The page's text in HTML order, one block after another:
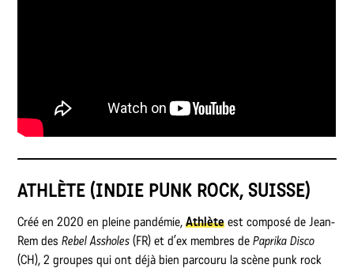
ATHLÈTE (INDIE PUNK ROCK, SUISSE)
Créé en 2020 en pleine pandémie,Athlète est composé de Jean-
Rem desRebel Assholes (FR) et d’ex membres dePaprika Disco
(CH), 2 groupes qui ont déjà bien parcouru la scène punk rock